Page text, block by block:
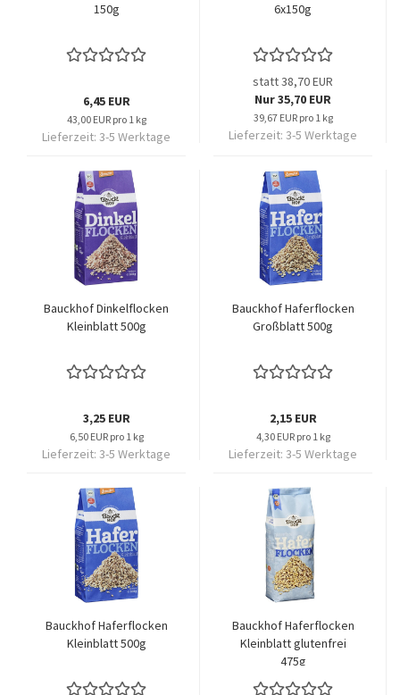
150g
6,45 EUR
43,00 EUR pro 1 kg
Lieferzeit: 3-5 Werktage
6x150g
statt 38,70 EUR
Nur 35,70 EUR
39,67 EUR pro 1 kg
Lieferzeit: 3-5 Werktage
Bauckhof Dinkelflocken
Kleinblatt 500g
3,25 EUR
6,50 EUR pro 1 kg
Lieferzeit: 3-5 Werktage
Bauckhof Haferflocken
Großblatt 500g
2,15 EUR
4,30 EUR pro 1 kg
Lieferzeit: 3-5 Werktage
Bauckhof Haferflocken
Kleinblatt 500g
Bauckhof Haferflocken
Kleinblatt glutenfrei
475g